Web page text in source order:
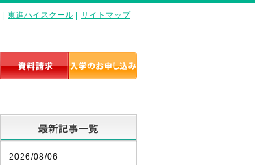
東進ハイスクール サイトマップ
2026/08/06